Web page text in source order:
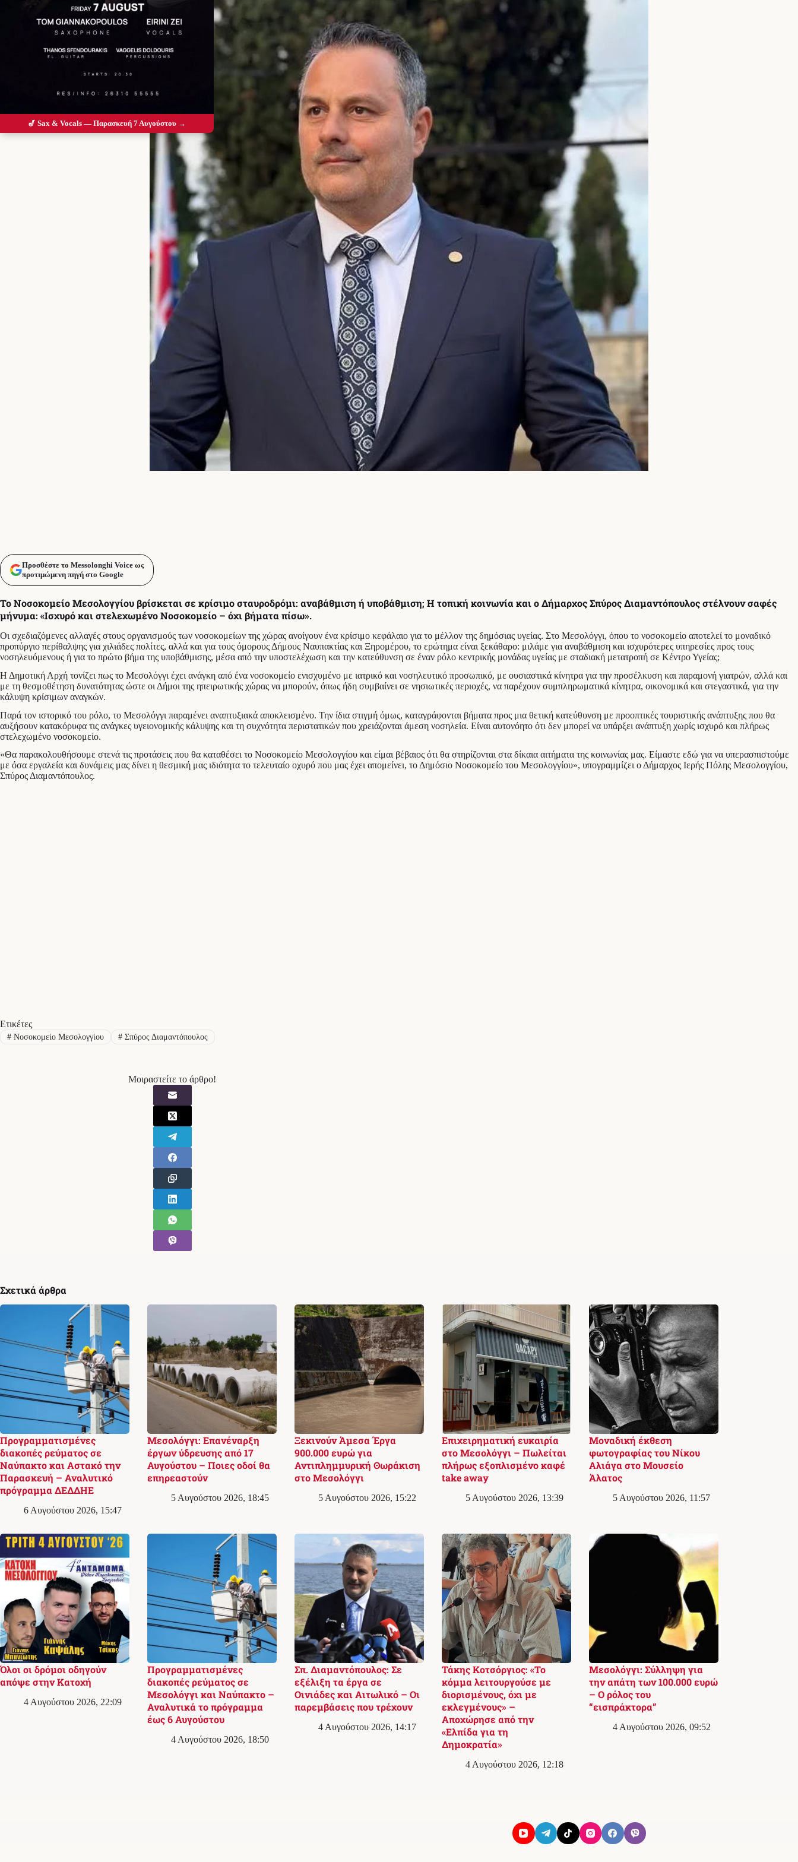
Προσθέστε το Messolonghi Voice ως
προτιμώμενη πηγή στο Google
Το Νοσοκομείο Μεσολογγίου βρίσκεται σε κρίσιμο σταυροδρόμι: αναβάθμιση ή υποβάθμιση; Η τοπική κοινωνία και ο Δήμαρχος Σπύρος Διαμαντόπουλος στέλνουν σαφές
μήνυμα: «Ισχυρό και στελεχωμένο Νοσοκομείο – όχι βήματα πίσω».
Οι σχεδιαζόμενες αλλαγές στους οργανισμούς των νοσοκομείων της χώρας ανοίγουν ένα κρίσιμο κεφάλαιο για το μέλλον της δημόσιας υγείας. Στο Μεσολόγγι, όπου το νοσοκομείο αποτελεί το μοναδικό
προπύργιο περίθαλψης για χιλιάδες πολίτες, αλλά και για τους όμορους Δήμους Ναυπακτίας και Ξηρομέρου, το ερώτημα είναι ξεκάθαρο: μιλάμε για αναβάθμιση και ισχυρότερες υπηρεσίες προς τους
νοσηλευόμενους ή για το πρώτο βήμα της υποβάθμισης, μέσα από την υποστελέχωση και την κατεύθυνση σε έναν ρόλο κεντρικής μονάδας υγείας με σταδιακή μετατροπή σε Κέντρο Υγείας;
Η Δημοτική Αρχή τονίζει πως το Μεσολόγγι έχει ανάγκη από ένα νοσοκομείο ενισχυμένο με ιατρικό και νοσηλευτικό προσωπικό, με ουσιαστικά κίνητρα για την προσέλκυση και παραμονή γιατρών, αλλά και
με τη θεσμοθέτηση δυνατότητας ώστε οι Δήμοι της ηπειρωτικής χώρας να μπορούν, όπως ήδη συμβαίνει σε νησιωτικές περιοχές, να παρέχουν συμπληρωματικά κίνητρα, οικονομικά και στεγαστικά, για την
κάλυψη κρίσιμων αναγκών.
Παρά τον ιστορικό του ρόλο, το Μεσολόγγι παραμένει αναπτυξιακά αποκλεισμένο. Την ίδια στιγμή όμως, καταγράφονται βήματα προς μια θετική κατεύθυνση με προοπτικές τουριστικής ανάπτυξης που θα
αυξήσουν κατακόρυφα τις ανάγκες υγειονομικής κάλυψης και τη συχνότητα περιστατικών που χρειάζονται άμεση νοσηλεία. Είναι αυτονόητο ότι δεν μπορεί να υπάρξει ανάπτυξη χωρίς ισχυρό και πλήρως
στελεχωμένο νοσοκομείο.
«Θα παρακολουθήσουμε στενά τις προτάσεις που θα καταθέσει το Νοσοκομείο Μεσολογγίου και είμαι βέβαιος ότι θα στηρίζονται στα δίκαια αιτήματα της κοινωνίας μας. Είμαστε εδώ για να υπερασπιστούμε
με όσα εργαλεία και δυνάμεις μας δίνει η θεσμική μας ιδιότητα το τελευταίο οχυρό που μας έχει απομείνει, το Δημόσιο Νοσοκομείο του Μεσολογγίου», υπογραμμίζει ο Δήμαρχος Ιερής Πόλης Μεσολογγίου,
Σπύρος Διαμαντόπουλος.
Ετικέτες
#Νοσοκομείο Μεσολογγίου #Σπύρος Διαμαντόπουλος
Μοιραστείτε το άρθρο!
Σχετικά άρθρα
Προγραμματισμένες
διακοπές ρεύματος σε
Ναύπακτο και Αστακό την
Παρασκευή – Αναλυτικό
πρόγραμμα ΔΕΔΔΗΕ
6 Αυγούστου 2026, 15:47
Μεσολόγγι: Επανέναρξη
έργων ύδρευσης από 17
Αυγούστου – Ποιες οδοί θα
επηρεαστούν
5 Αυγούστου 2026, 18:45
Ξεκινούν Άμεσα Έργα
900.000 ευρώ για
Αντιπλημμυρική Θωράκιση
στο Μεσολόγγι
5 Αυγούστου 2026, 15:22
Επιχειρηματική ευκαιρία
στο Μεσολόγγι – Πωλείται
πλήρως εξοπλισμένο καφέ
take away
5 Αυγούστου 2026, 13:39
Μοναδική έκθεση
φωτογραφίας του Νίκου
Αλιάγα στο Μουσείο
Άλατος
5 Αυγούστου 2026, 11:57
Όλοι οι δρόμοι οδηγούν
απόψε στην Κατοχή
4 Αυγούστου 2026, 22:09
Προγραμματισμένες
διακοπές ρεύματος σε
Μεσολόγγι και Ναύπακτο –
Αναλυτικά το πρόγραμμα
έως 6 Αυγούστου
4 Αυγούστου 2026, 18:50
Σπ. Διαμαντόπουλος: Σε
εξέλιξη τα έργα σε
Οινιάδες και Αιτωλικό – Οι
παρεμβάσεις που τρέχουν
4 Αυγούστου 2026, 14:17
Τάκης Κοτσόργιος: «Το
κόμμα λειτουργούσε με
διορισμένους, όχι με
εκλεγμένους» –
Αποχώρησε από την
«Ελπίδα για τη
Δημοκρατία»
4 Αυγούστου 2026, 12:18
Μεσολόγγι: Σύλληψη για
την απάτη των 100.000 ευρώ
– Ο ρόλος του
“εισπράκτορα”
4 Αυγούστου 2026, 09:52
🎷 Sax & Vocals — Παρασκευή 7 Αυγούστου →